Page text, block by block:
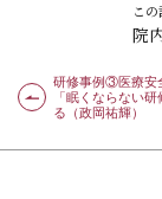
こ
院
研修事例③医療
「眠くならない研
る（政岡祐輝）